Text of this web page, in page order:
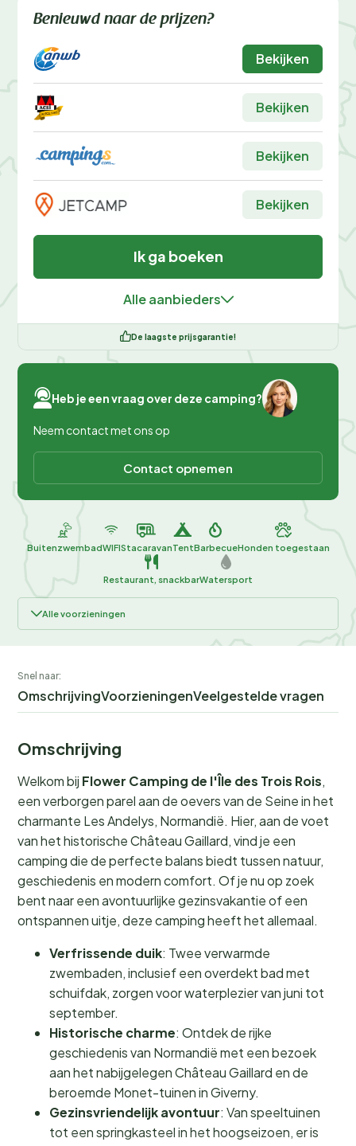
Benieuwd naar de prijzen?
Bekijken
Bekijken
Bekijken
Bekijken
Ik ga boeken
Alle aanbieders
De laagste prijsgarantie!
Heb je een vraag over deze camping?
Neem contact met ons op
Contact opnemen
BuitenzwembadWIFIStacaravanTentBarbecueHonden toegestaan
Restaurant, snackbarWatersport
Alle voorzieningen
Snel naar:
OmschrijvingVoorzieningenVeelgestelde vragen
Omschrijving
Welkom bij Flower Camping de l'Île des Trois Rois,
een verborgen parel aan de oevers van de Seine in het
charmante Les Andelys, Normandië. Hier, aan de voet
van het historische Château Gaillard, vind je een
camping die de perfecte balans biedt tussen natuur,
geschiedenis en modern comfort. Of je nu op zoek
bent naar een avontuurlijke gezinsvakantie of een
ontspannen uitje, deze camping heeft het allemaal.
Verfrissende duik: Twee verwarmde
zwembaden, inclusief een overdekt bad met
schuifdak, zorgen voor waterplezier van juni tot
september.
Historische charme: Ontdek de rijke
geschiedenis van Normandië met een bezoek
aan het nabijgelegen Château Gaillard en de
beroemde Monet-tuinen in Giverny.
Gezinsvriendelijk avontuur: Van speeltuinen
tot een springkasteel in het hoogseizoen, er is